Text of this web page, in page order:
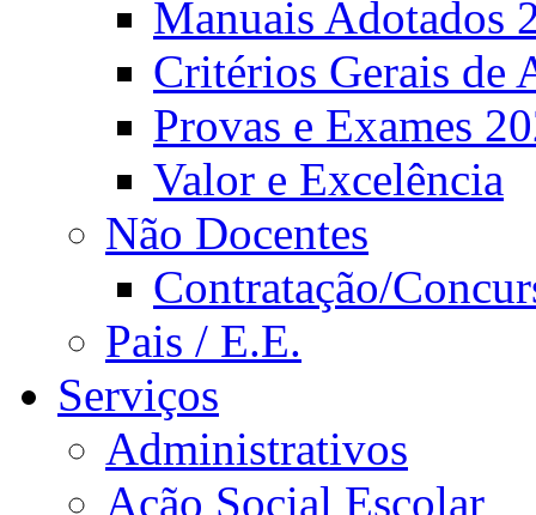
Manuais Adotados
Critérios Gerais de
Provas e Exames
Valor e Excelência
Não Docentes
Contratação/
Pais / E.E.
Serviços
Administrativos
Ação Social Escolar